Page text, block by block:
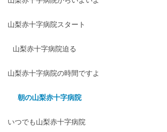
山梨赤十字病院スタート
山梨赤十字病院迫る
山梨赤十字病院の時間ですよ
朝の山梨赤十字病院
いつでも山梨赤十字病院